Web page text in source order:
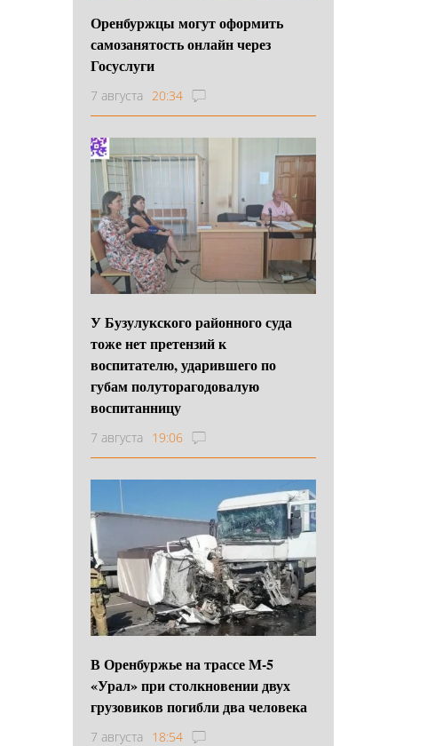
Оренбуржцы могут оформить
самозанятость онлайн через
Госуслуги
7 августа 20:34
У Бузулукского районного суда
тоже нет претензий к
воспитателю, ударившего по
губам полуторагодовалую
воспитанницу
7 августа 19:06
В Оренбуржье на трассе М-5
«Урал» при столкновении двух
грузовиков погибли два человека
7 августа 18:54